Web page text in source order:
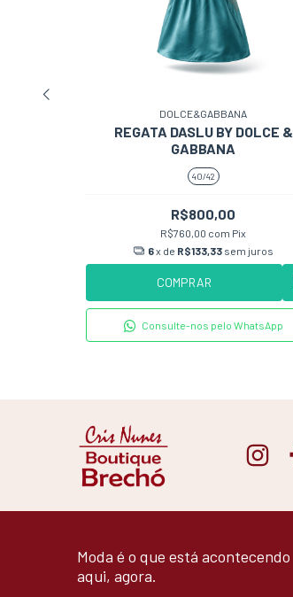
DOLCE&GABBANA
REGATA DASLU BY DOLCE &
GABBANA
40/42
R$800,00
R$760,00 com Pix
6x de R$133,33 sem juros
COMPRAR
Consulte-nos pelo WhatsApp
Moda é o que está acontecendo
aqui, agora.